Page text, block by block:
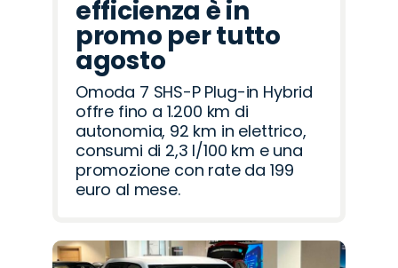
efficienza è in
promo per tutto
agosto
Omoda 7 SHS-P Plug-in Hybrid
offre fino a 1.200 km di
autonomia, 92 km in elettrico,
consumi di 2,3 l/100 km e una
promozione con rate da 199
euro al mese.